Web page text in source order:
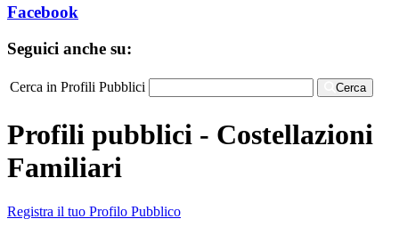
Facebook
Seguici anche su:
Cerca in Profili Pubblici Cerca
Profili pubblici - Costellazioni
Familiari
Registra il tuo Profilo Pubblico